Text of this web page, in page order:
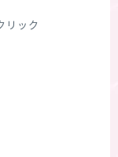
リック